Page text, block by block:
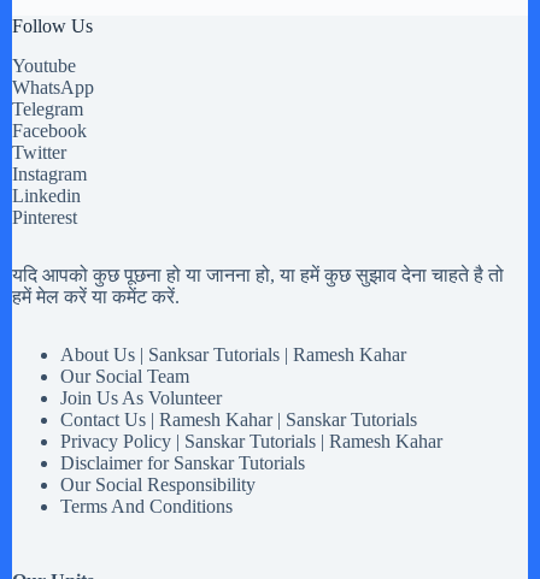
Follow Us
Youtube
WhatsApp
Telegram
Facebook
Twitter
Instagram
Linkedin
Pinterest
यदि आपको कुछ पूछना हो या जानना हो, या हमें कुछ सुझाव देना चाहते है तो
हमें मेल करें या कमेंट करें.
About Us | Sanksar Tutorials | Ramesh Kahar
Our Social Team
Join Us As Volunteer
Contact Us | Ramesh Kahar | Sanskar Tutorials
Privacy Policy | Sanskar Tutorials | Ramesh Kahar
Disclaimer for Sanskar Tutorials
Our Social Responsibility
Terms And Conditions